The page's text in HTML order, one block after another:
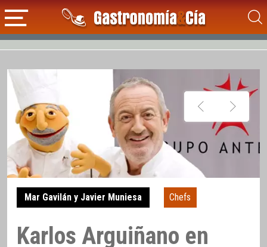
Mar Gavilán y Javier Muniesa Chefs
Karlos Arguiñano en